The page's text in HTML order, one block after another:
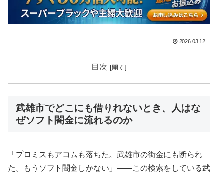
2026.03.12
目次
武雄市でどこにも借りれないとき、人はな
ぜソフト闇金に流れるのか
「プロミスもアコムも落ちた。武雄市の街金にも断られ
た。もうソフト闇金しかない」——この検索をしている武